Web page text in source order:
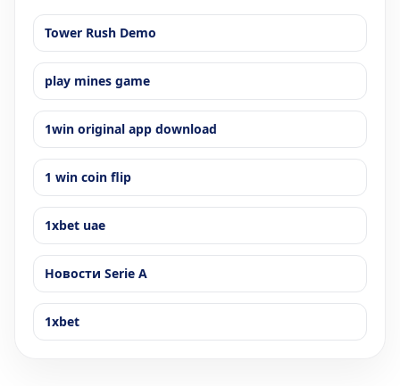
Tower Rush Demo
play mines game
1win original app download
1 win coin flip
1xbet uae
Новости Serie A
1xbet